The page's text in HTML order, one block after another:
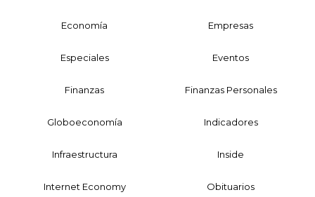
Economía Empresas
Especiales Eventos
Finanzas Finanzas Personales
Globoeconomía Indicadores
Infraestructura Inside
Internet Economy Obituarios